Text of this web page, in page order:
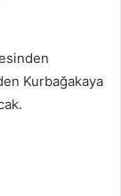
Kurbağakaya